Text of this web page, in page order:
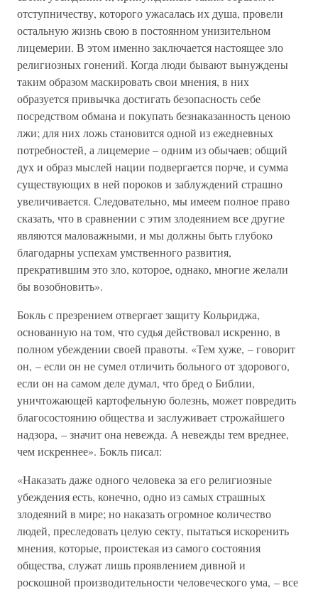
отступничеству, которого ужасалась их душа, провели
остальную жизнь свою в постоянном унизительном
лицемерии. В этом именно заключается настоящее зло
религиозных гонений. Когда люди бывают вынуждены
таким образом маскировать свои мнения, в них
образуется привычка достигать безопасность себе
посредством обмана и покупать безнаказанность ценою
лжи; для них ложь становится одной из ежедневных
потребностей, а лицемерие – одним из обычаев; общий
дух и образ мыслей нации подвергается порче, и сумма
существующих в ней пороков и заблуждений страшно
увеличивается. Следовательно, мы имеем полное право
сказать, что в сравнении с этим злодеянием все другие
являются маловажными, и мы должны быть глубоко
благодарны успехам умственного развития,
прекратившим это зло, которое, однако, многие желали
бы возобновить».
Бокль с презрением отвергает защиту Кольриджа,
основанную на том, что судья действовал искренно, в
полном убеждении своей правоты. «Тем хуже, – говорит
он, – если он не сумел отличить больного от здорового,
если он на самом деле думал, что бред о Библии,
уничтожающей картофельную болезнь, может повредить
благосостоянию общества и заслуживает строжайшего
надзора, – значит она невежда. А невежды тем вреднее,
чем искреннее». Бокль писал:
«Наказать даже одного человека за его религиозные
убеждения есть, конечно, одно из самых страшных
злодеяний в мире; но наказать огромное количество
людей, преследовать целую секту, пытаться искоренить
мнения, которые, проистекая из самого состояния
общества, служат лишь проявлением дивной и
роскошной производительности человеческого ума, – все